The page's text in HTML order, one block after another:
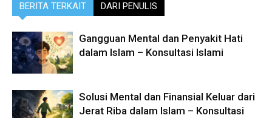
BERITA TERKAIT DARI PENULIS
Gangguan Mental dan Penyakit Hati
dalam Islam – Konsultasi Islami
Solusi Mental dan Finansial Keluar dari
Jerat Riba dalam Islam – Konsultasi